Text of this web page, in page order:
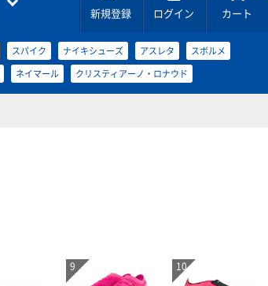
新規登録 ログイン カート
スパイク ナイキシューズ アスレタ スボルメ
ネイマール クリスティアーノ・ロナウド